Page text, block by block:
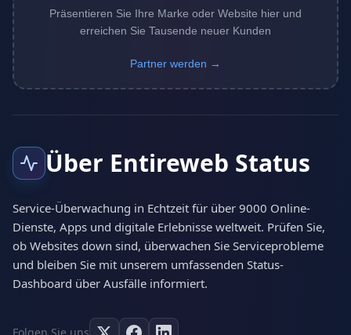
Präsentieren Sie Ihre Marke oder Website hier und
erreichen Sie Tausende neuer Kunden
Partner werden →
Über Entireweb Status
Service-Überwachung in Echtzeit für über 9000 Online-
Dienste, Apps und digitale Erlebnisse weltweit. Prüfen Sie,
ob Websites down sind, überwachen Sie Serviceprobleme
und bleiben Sie mit unserem umfassenden Status-
Dashboard über Ausfälle informiert.